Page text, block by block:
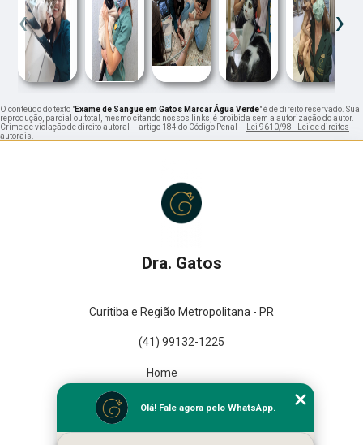
‹ ›
O conteúdo do texto "Exame de Sangue em Gatos Marcar Água Verde" é de direito reservado. Sua
reprodução, parcial ou total, mesmo citando nossos links, é proibida sem a autorização do autor.
Crime de violação de direito autoral – artigo 184 do Código Penal – Lei 9610/98 - Lei de direitos
autorais.
Dra. Gatos
Curitiba e Região Metropolitana - PR
(41) 99132-1225
Home
Missão
Serviços
Olá! Fale agora pelo WhatsApp.